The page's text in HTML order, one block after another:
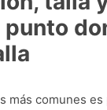
más comunes es